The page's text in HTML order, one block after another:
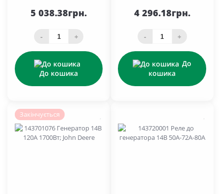
5 038.38грн.
- +
До кошика
4 296.18грн.
- +
До
кошика
Закінчується